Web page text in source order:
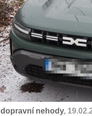
dopravní nehody,